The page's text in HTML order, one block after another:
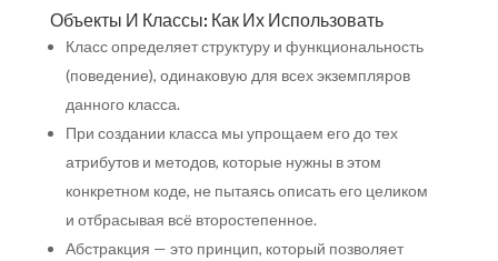
Объекты И Классы: Как Их Использовать
Класс определяет структуру и функциональность
(поведение), одинаковую для всех экземпляров
данного класса.
При создании класса мы упрощаем его до тех
атрибутов и методов, которые нужны в этом
конкретном коде, не пытаясь описать его целиком
и отбрасывая всё второстепенное.
Абстракция — это принцип, который позволяет